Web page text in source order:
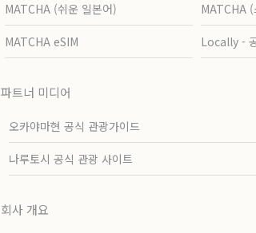
MATCHA (쉬운 일본어) MATCHA
MATCHA eSIM Locally -
파트너 미디어
오카야마현 공식 관광가이드
나루토시 공식 관광 사이트
회사 개요